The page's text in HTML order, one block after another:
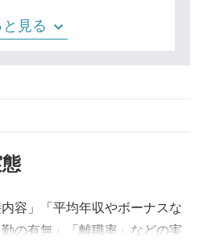
と見る
容」「平均年収やボーナスな
の有無」「離職率」などの実